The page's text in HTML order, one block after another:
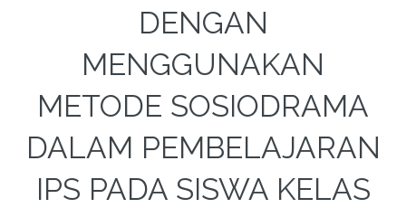
DENGAN
MENGGUNAKAN
METODE SOSIODRAMA
DALAM PEMBELAJARAN
IPS PADA SISWA KELAS